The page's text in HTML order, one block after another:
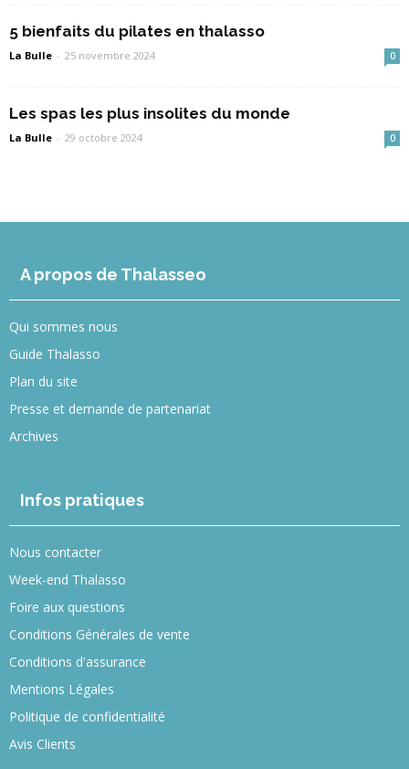
5 bienfaits du pilates en thalasso
La Bulle - 25 novembre 2024 0
Les spas les plus insolites du monde
La Bulle - 29 octobre 2024 0
A propos de Thalasseo
Qui sommes nous
Guide Thalasso
Plan du site
Presse et demande de partenariat
Archives
Infos pratiques
Nous contacter
Week-end Thalasso
Foire aux questions
Conditions Générales de vente
Conditions d'assurance
Mentions Légales
Politique de confidentialité
Avis Clients